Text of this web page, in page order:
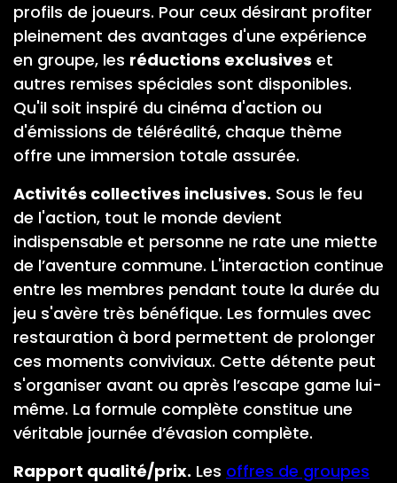
profils de joueurs. Pour ceux désirant profiter
pleinement des avantages d'une expérience
en groupe, les réductions exclusives et
autres remises spéciales sont disponibles.
Qu'il soit inspiré du cinéma d'action ou
d'émissions de téléréalité, chaque thème
offre une immersion totale assurée.
Activités collectives inclusives. Sous le feu
de l'action, tout le monde devient
indispensable et personne ne rate une miette
de l’aventure commune. L'interaction continue
entre les membres pendant toute la durée du
jeu s'avère très bénéfique. Les formules avec
restauration à bord permettent de prolonger
ces moments conviviaux. Cette détente peut
s'organiser avant ou après l’escape game lui-
même. La formule complète constitue une
véritable journée d’évasion complète.
Rapport qualité/prix. Les offres de groupes